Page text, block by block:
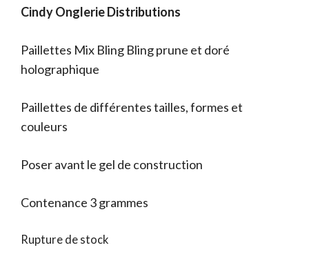
initial
1.85 €.
actuel
1.20 €.
Cindy Onglerie Distributions
Paillettes Mix Bling Bling prune et doré
holographique
Paillettes de différentes tailles, formes et
couleurs
Poser avant le gel de construction
Contenance 3 grammes
Rupture de stock